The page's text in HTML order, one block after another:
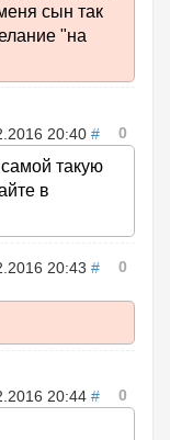
сын так
"на
20:40 # 0
такую
в
20:43 # 0
20:44 # 0